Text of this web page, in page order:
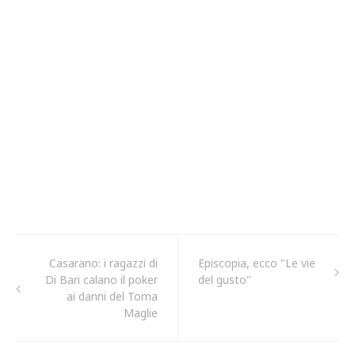
Casarano: i ragazzi di
Di Bari calano il poker
ai danni del Toma
Maglie
Episcopia, ecco "Le vie
del gusto"